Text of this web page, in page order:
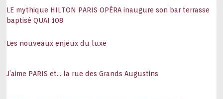
LE mythique HILTON PARIS OPÉRA inaugure son bar terrasse
baptisé QUAI 108
Les nouveaux enjeux du luxe
J’aime PARIS et… la rue des Grands Augustins